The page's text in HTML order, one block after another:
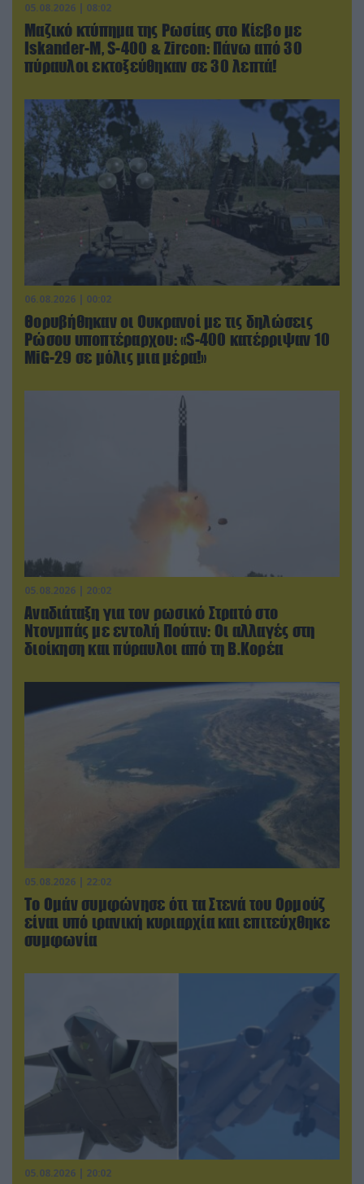
05.08.2026 | 08:02
Μαζικό κτύπημα της Ρωσίας στο Κίεβο με
Iskander-Μ, S-400 & Zircon: Πάνω από 30
πύραυλοι εκτοξεύθηκαν σε 30 λεπτά!
06.08.2026 | 00:02
Θορυβήθηκαν οι Ουκρανοί με τις δηλώσεις
Ρώσου υποπτέραρχου: «S-400 κατέρριψαν 10
MiG-29 σε μόλις μια μέρα!»
05.08.2026 | 20:02
Αναδιάταξη για τον ρωσικό Στρατό στο
Ντονμπάς με εντολή Πούτιν: Οι αλλαγές στη
διοίκηση και πύραυλοι από τη Β.Κορέα
05.08.2026 | 22:02
Το Ομάν συμφώνησε ότι τα Στενά του Ορμούζ
είναι υπό ιρανική κυριαρχία και επιτεύχθηκε
συμφωνία
05.08.2026 | 20:02